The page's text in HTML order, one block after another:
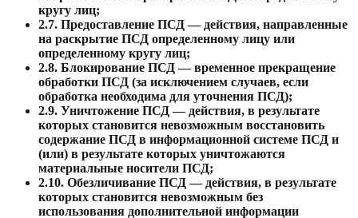
кругу лиц;
2.7. Предоставление ПСД — действия, направленные
на раскрытие ПСД определенному лицу или
определенному кругу лиц;
2.8. Блокирование ПСД — временное прекращение
обработки ПСД (за исключением случаев, если
обработка необходима для уточнения ПСД);
2.9. Уничтожение ПСД — действия, в результате
которых становится невозможным восстановить
содержание ПСД в информационной системе ПСД и
(или) в результате которых уничтожаются
материальные носители ПСД;
2.10. Обезличивание ПСД — действия, в результате
которых становится невозможным без
использования дополнительной информации